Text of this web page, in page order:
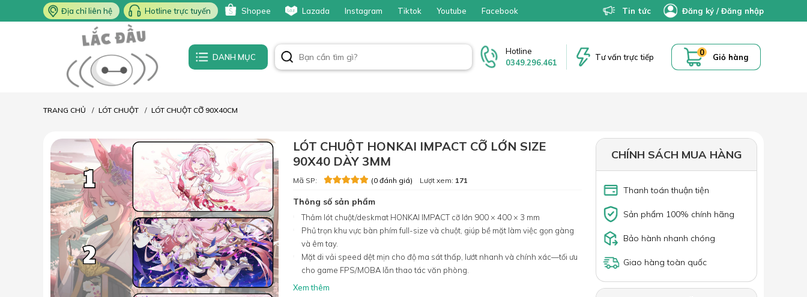
Địa chỉ liên hệ Hotline trực tuyến Shopee Lazada Instagram Tiktok Youtube Facebook Tin tức Đăng ký /Đăng nhập
DANH MỤC
Hotline
0349.296.461
Tư vấn trực tiếp 0 Giỏ hàng
TRANG CHỦ LÓT CHUỘT LÓT CHUỘT CỠ 90X40CM
LÓT CHUỘT HONKAI IMPACT CỠ LỚN SIZE
90X40 DÀY 3MM
Mã SP: (0 đánh giá) Lượt xem: 171
Thông số sản phẩm
Thảm lót chuột/deskmat HONKAI IMPACT cỡ lớn 900 × 400 × 3 mm
Phủ trọn khu vực bàn phím full-size và chuột, giúp bề mặt làm việc gọn gàng
và êm tay.
Mặt di vải speed dệt mịn cho độ ma sát thấp, lướt nhanh và chính xác—tối ưu
cho game FPS/MOBA lẫn thao tác văn phòng.
Xem thêm
CHÍNH SÁCH MUA HÀNG
Thanh toán thuận tiện
Sản phẩm 100% chính hãng
Bảo hành nhanh chóng
Giao hàng toàn quốc